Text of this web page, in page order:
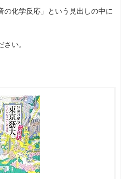
の化学反応」という見出しの中に
い。